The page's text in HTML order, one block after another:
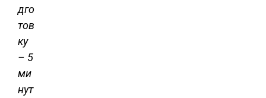
дго
тов
ку
– 5
ми
нут